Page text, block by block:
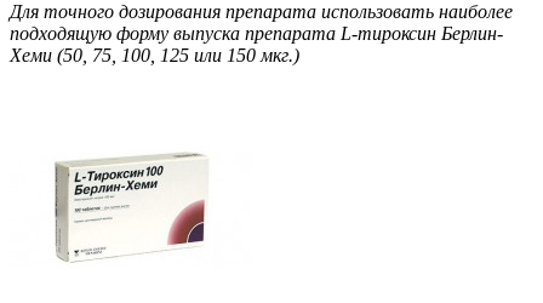
Для точного дозирования препарата использовать наиболее
подходящую форму выпуска препарата L‑тироксин Берлин-
Хеми (50, 75, 100, 125 или 150 мкг.)